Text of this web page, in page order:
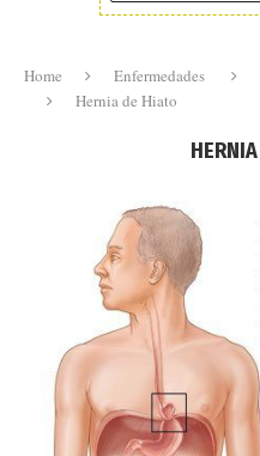
Home Enfermedades
Hernia de Hiato